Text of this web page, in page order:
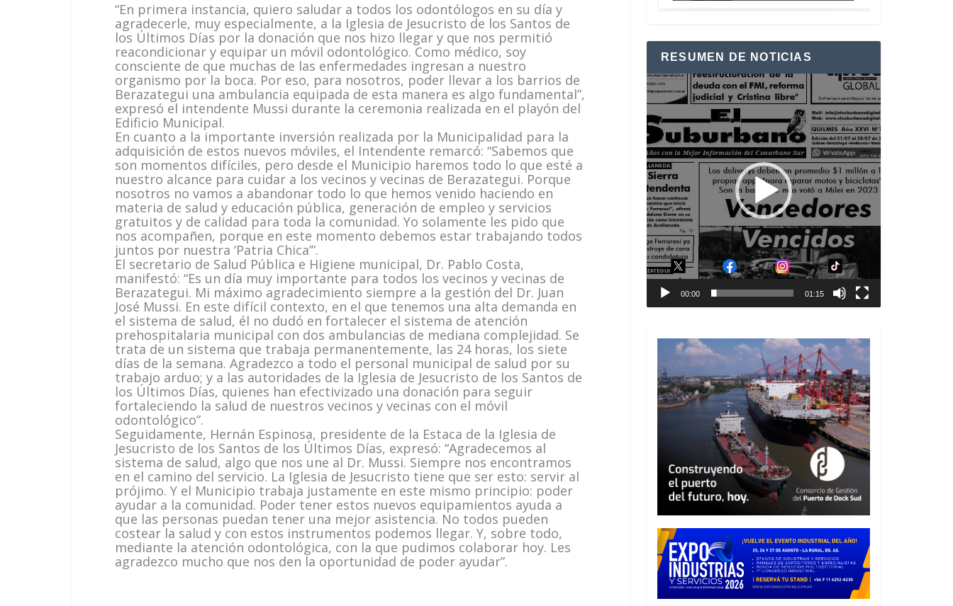
“En primera instancia, quiero saludar a todos los odontólogos en su día y
agradecerle, muy especialmente, a la Iglesia de Jesucristo de los Santos de
los Últimos Días por la donación que nos hizo llegar y que nos permitió
reacondicionar y equipar un móvil odontológico. Como médico, soy
consciente de que muchas de las enfermedades ingresan a nuestro
organismo por la boca. Por eso, para nosotros, poder llevar a los barrios de
Berazategui una ambulancia equipada de esta manera es algo fundamental”,
expresó el intendente Mussi durante la ceremonia realizada en el playón del
Edificio Municipal.
En cuanto a la importante inversión realizada por la Municipalidad para la
adquisición de estos nuevos móviles, el Intendente remarcó: “Sabemos que
son momentos difíciles, pero desde el Municipio haremos todo lo que esté a
nuestro alcance para cuidar a los vecinos y vecinas de Berazategui. Porque
nosotros no vamos a abandonar todo lo que hemos venido haciendo en
materia de salud y educación pública, generación de empleo y servicios
gratuitos y de calidad para toda la comunidad. Yo solamente les pido que
nos acompañen, porque en este momento debemos estar trabajando todos
juntos por nuestra ‘Patria Chica’”.
El secretario de Salud Pública e Higiene municipal, Dr. Pablo Costa,
manifestó: “Es un día muy importante para todos los vecinos y vecinas de
Berazategui. Mi máximo agradecimiento siempre a la gestión del Dr. Juan
José Mussi. En este difícil contexto, en el que tenemos una alta demanda en
el sistema de salud, él no dudó en fortalecer el sistema de atención
prehospitalaria municipal con dos ambulancias de mediana complejidad. Se
trata de un sistema que trabaja permanentemente, las 24 horas, los siete
días de la semana. Agradezco a todo el personal municipal de salud por su
trabajo arduo; y a las autoridades de la Iglesia de Jesucristo de los Santos de
los Últimos Días, quienes han efectivizado una donación para seguir
fortaleciendo la salud de nuestros vecinos y vecinas con el móvil
odontológico”.
Seguidamente, Hernán Espinosa, presidente de la Estaca de la Iglesia de
Jesucristo de los Santos de los Últimos Días, expresó: “Agradecemos al
sistema de salud, algo que nos une al Dr. Mussi. Siempre nos encontramos
en el camino del servicio. La Iglesia de Jesucristo tiene que ser esto: servir al
prójimo. Y el Municipio trabaja justamente en este mismo principio: poder
ayudar a la comunidad. Poder tener estos nuevos equipamientos ayuda a
que las personas puedan tener una mejor asistencia. No todos pueden
costear la salud y con estos instrumentos podemos llegar. Y, sobre todo,
mediante la atención odontológica, con la que pudimos colaborar hoy. Les
agradezco mucho que nos den la oportunidad de poder ayudar”.
RESUMEN DE NOTICIAS
Reproductor
de
vídeo
00:00 01:15